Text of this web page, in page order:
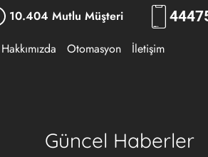
10.404 Mutlu Müşteri 444
Hakkımızda Otomasyon İletişim
Güncel Haberler